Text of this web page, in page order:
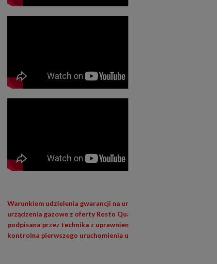
Warunkiem udzielenia gwarancji na urządzenia siłowe (400V) i
urządzenia gazowe z oferty Resto Quality jest wypełniona i
podpisana przez technika z uprawnieniami (E1,E3) lista
kontrolna pierwszego uruchomienia urządzenia